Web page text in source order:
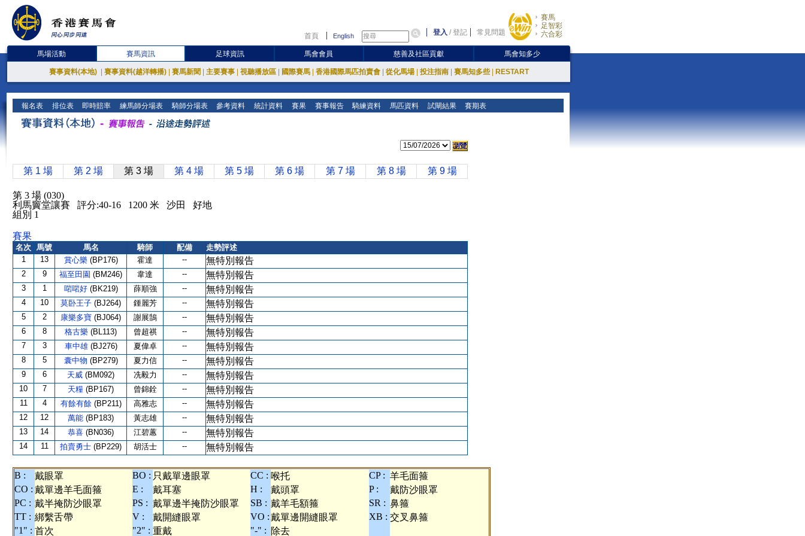
首頁 English 登入 /登記 常見問題
賽馬
足智彩
六合彩
馬場活動 賽馬資訊 足球資訊 馬會會員 慈善及社區貢獻 馬會知多少
賽事資料(本地) 賽事資料(越洋轉播) 賽馬新聞 主要賽事 視聽播放區 國際賽馬 香港國際馬匹拍賣會 從化馬場 投注指南 賽馬知多些 RESTART
報名表 排位表 即時賠率 練馬師分場表 騎師分場表 參考資料 統計資料 賽果 賽事報告 騎練資料 馬匹資料 試閘結果 賽期表
第 1 場 第 2 場 第 3 場 第 4 場 第 5 場 第 6 場 第 7 場 第 8 場 第 9 場
第 3 場 (030)
利馬竇堂讓賽 評分:40-16 1200 米 沙田 好地
組別 1
賽果
名次 馬號 馬名 騎師 配備
走勢評述
1
13 賞心樂 (BP176) 霍達 -- 無特別報告
2 9 福至田園 (BM246) 韋達 -- 無特別報告
3 1 啱啱好 (BK219) 薛順強 -- 無特別報告
4 10 莫卧王子 (BJ264) 鍾麗芳 -- 無特別報告
5 2 康樂多寶 (BJ064) 謝展鵠 -- 無特別報告
6 8 格古樂 (BL113) 曾超祺 -- 無特別報告
7 3 車中雄 (BJ276) 夏偉卓 -- 無特別報告
8 5 囊中物 (BP279) 夏力信 -- 無特別報告
9 6 天威 (BM092) 冼毅力 -- 無特別報告
10 7 天糧 (BP167) 曾錦銓 -- 無特別報告
11 4 有餘有餘 (BP211) 高雅志 -- 無特別報告
12 12 萬能 (BP183) 黃志雄 -- 無特別報告
13 14 恭喜 (BN036) 江碧蕙 -- 無特別報告
14 11 拍賣勇士 (BP229) 胡活士 -- 無特別報告
B : 戴眼罩 BO : 只戴單邊眼罩 CC : 喉托 CP : 羊毛面箍
CO : 戴單邊羊毛面箍 E : 戴耳塞 H : 戴頭罩 P :
戴防沙眼罩
PC : 戴半掩防沙眼罩 PS : 戴單邊半掩防沙眼罩 SB : 戴羊毛額箍 SR : 鼻箍
TT : 綁繫舌帶 V : 戴開縫眼罩 VO :戴單邊開縫眼罩 XB : 交叉鼻箍
"1" : 首次 "2" : 重戴 "-" : 除去